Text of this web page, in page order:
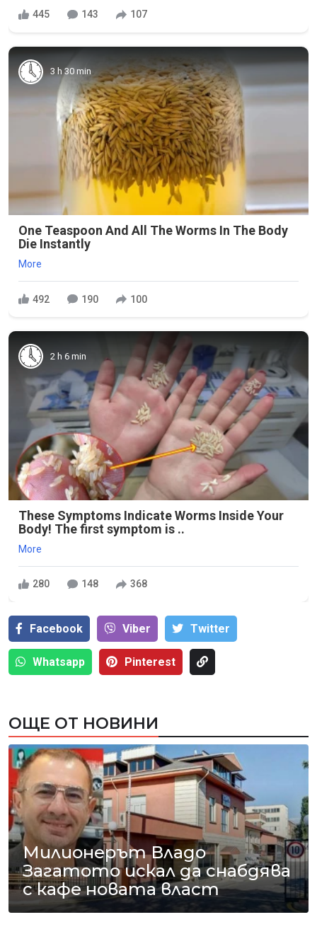
445 143 107
3 h 30 min
One Teaspoon And All The Worms In The Body
Die Instantly
More
492 190 100
2 h 6 min
These Symptoms Indicate Worms Inside Your
Body! The first symptom is ..
More
280 148 368
Facebook Viber Тwitter
Whatsapp Pinterest
ОЩЕ ОТ НОВИНИ
Милионерът Владо
Загатото искал да снабдява
с кафе новата власт